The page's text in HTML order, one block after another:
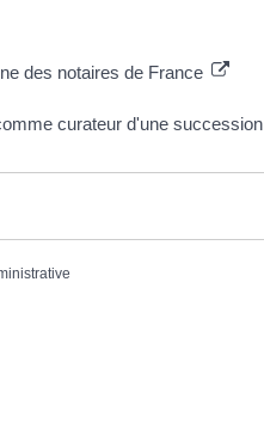
des notaires de France
curateur d'une succession